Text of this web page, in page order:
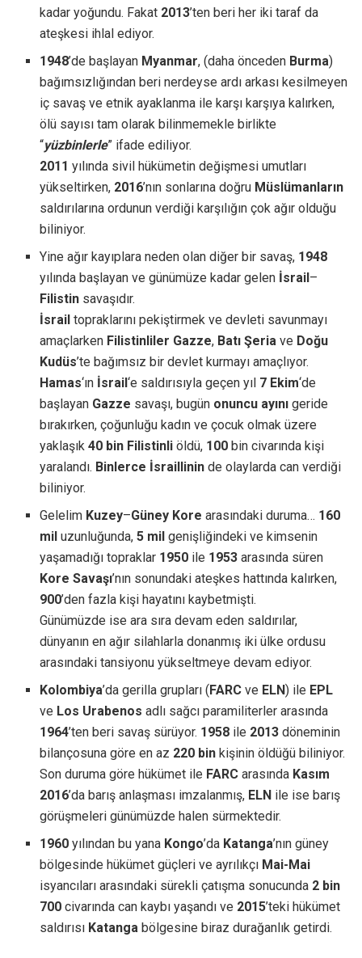
kadar yoğundu. Fakat 2013’ten beri her iki taraf da
ateşkesi ihlal ediyor.
1948’de başlayan Myanmar, (daha önceden Burma)
bağımsızlığından beri nerdeyse ardı arkası kesilmeyen
iç savaş ve etnik ayaklanma ile karşı karşıya kalırken,
ölü sayısı tam olarak bilinmemekle birlikte
“yüzbinlerle” ifade ediliyor.
2011 yılında sivil hükümetin değişmesi umutları
yükseltirken, 2016’nın sonlarına doğru Müslümanların
saldırılarına ordunun verdiği karşılığın çok ağır olduğu
biliniyor.
Yine ağır kayıplara neden olan diğer bir savaş, 1948
yılında başlayan ve günümüze kadar gelen İsrail–
Filistin savaşıdır.
İsrailtopraklarını pekiştirmek ve devleti savunmayı
amaçlarken Filistinliler Gazze, Batı Şeria ve Doğu
Kudüs’te bağımsız bir devlet kurmayı amaçlıyor.
Hamas‘ın İsrail‘e saldırısıyla geçen yıl 7 Ekim‘de
başlayan Gazze savaşı, bugün onuncu ayını geride
bırakırken, çoğunluğu kadın ve çocuk olmak üzere
yaklaşık40 bin Filistinli öldü, 100 bin civarında kişi
yaralandı. Binlerce İsraillininde olaylarda can verdiği
biliniyor.
Gelelim Kuzey–Güney Kore arasındaki duruma… 160
mil uzunluğunda,5 mil genişliğindeki ve kimsenin
yaşamadığı topraklar 1950 ile 1953 arasında süren
Kore Savaşı’nın sonundaki ateşkes hattında kalırken,
900’den fazla kişi hayatını kaybetmişti.
Günümüzde ise ara sıra devam eden saldırılar,
dünyanın en ağır silahlarla donanmış iki ülke ordusu
arasındaki tansiyonu yükseltmeye devam ediyor.
Kolombiya’da gerilla grupları (FARC ve ELN) ile EPL
ve Los Urabenos adlı sağcı paramiliterler arasında
1964’ten beri savaş sürüyor. 1958 ile 2013 döneminin
bilançosuna göre en az 220 bin kişinin öldüğü biliniyor.
Son duruma göre hükümet ile FARC arasında Kasım
2016’da barış anlaşması imzalanmış, ELN ile ise barış
görüşmeleri günümüzde halen sürmektedir.
1960 yılından bu yana Kongo’da Katanga’nın güney
bölgesinde hükümet güçleri ve ayrılıkçı Mai-Mai
isyancıları arasındaki sürekli çatışma sonucunda 2 bin
700 civarında can kaybı yaşandı ve 2015’teki hükümet
saldırısı Katanga bölgesine biraz durağanlık getirdi.